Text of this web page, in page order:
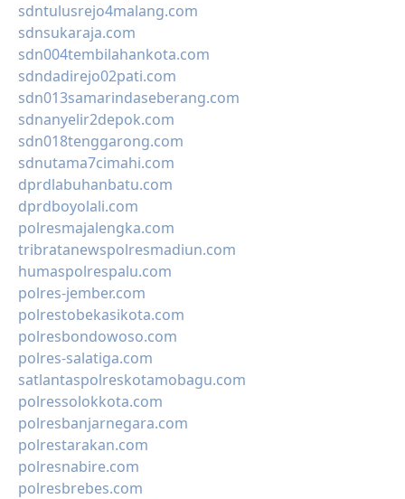
sdntulusrejo4malang.com
sdnsukaraja.com
sdn004tembilahankota.com
sdndadirejo02pati.com
sdn013samarindaseberang.com
sdnanyelir2depok.com
sdn018tenggarong.com
sdnutama7cimahi.com
dprdlabuhanbatu.com
dprdboyolali.com
polresmajalengka.com
tribratanewspolresmadiun.com
humaspolrespalu.com
polres-jember.com
polrestobekasikota.com
polresbondowoso.com
polres-salatiga.com
satlantaspolreskotamobagu.com
polressolokkota.com
polresbanjarnegara.com
polrestarakan.com
polresnabire.com
polresbrebes.com